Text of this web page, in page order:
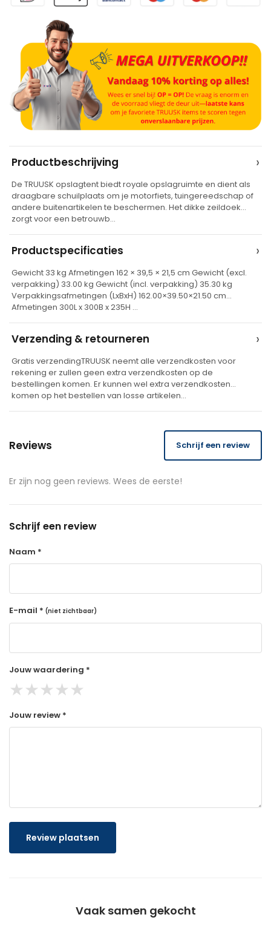
t
e
a
t
v
e
Productbeschrijving ›
De TRUUSK opslagtent biedt royale opslagruimte en dient als
draagbare schuilplaats om je motorfiets, tuingereedschap of
andere buitenartikelen te beschermen. Het dikke zeildoek
zorgt voor een betrouwb…
Productspecificaties ›
Gewicht 33 kg Afmetingen 162 × 39,5 × 21,5 cm Gewicht (excl.
verpakking) 33.00 kg Gewicht (incl. verpakking) 35.30 kg
Verpakkingsafmetingen (LxBxH) 162.00×39.50×21.50 cm
Afmetingen 300L x 300B x 235H …
Verzending & retourneren ›
Gratis verzendingTRUUSK neemt alle verzendkosten voor
rekening er zullen geen extra verzendkosten op de
bestellingen komen. Er kunnen wel extra verzendkosten
komen op het bestellen van losse artikelen…
Reviews Schrijf een review
Er zijn nog geen reviews. Wees de eerste!
Schrijf een review
Naam *
E-mail * (niet zichtbaar)
Jouw waardering *
★★★★★
Jouw review *
Review plaatsen
Vaak samen gekocht